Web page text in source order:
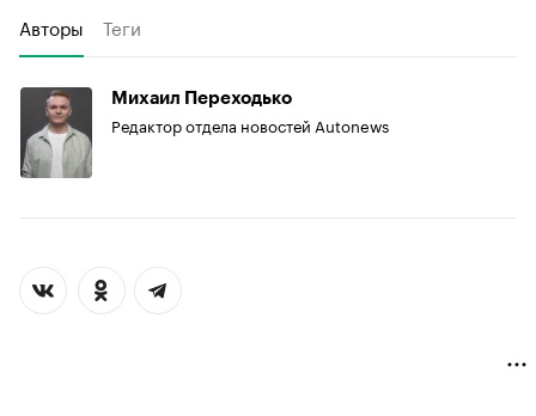
Авторы Теги
Михаил Переходько
Редактор отдела новостей Autonews